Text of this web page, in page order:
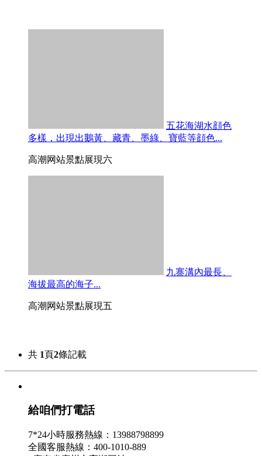
五花海湖水顔色
多樣，出現出鵝黃、藏青、墨綠、寶藍等顔色...
高潮网站景點展現六
九寨溝內最長、
海拔最高的海子...
高潮网站景點展現五
共 1頁2條記載
給咱們打電話
7*24小時服務熱線：13988798899
全國客服熱線：400-1010-889